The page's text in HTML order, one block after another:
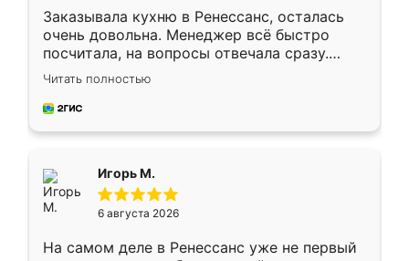
Заказывала кухню в Ренессанс, осталась
очень довольна. Менеджер всё быстро
посчитала, на вопросы отвечала сразу.
Замерщик приехал в субботу, подошёл к
делу со всей ответственностью. Собрали
за день, ребята работали аккуратно, даже
Читать полностью
Игорь М.
6 августа 2026
На самом деле в Ренессанс уже не первый